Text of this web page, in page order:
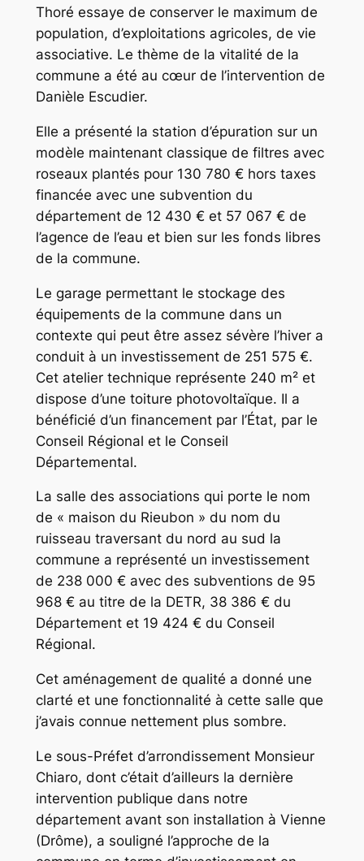
Thoré essaye de conserver le maximum de
population, d’exploitations agricoles, de vie
associative. Le thème de la vitalité de la
commune a été au cœur de l’intervention de
Danièle Escudier.
Elle a présenté la station d’épuration sur un
modèle maintenant classique de filtres avec
roseaux plantés pour 130 780 € hors taxes
financée avec une subvention du
département de 12 430 € et 57 067 € de
l’agence de l’eau et bien sur les fonds libres
de la commune.
Le garage permettant le stockage des
équipements de la commune dans un
contexte qui peut être assez sévère l’hiver a
conduit à un investissement de 251 575 €.
Cet atelier technique représente 240 m² et
dispose d’une toiture photovoltaïque. Il a
bénéficié d’un financement par l’État, par le
Conseil Régional et le Conseil
Départemental.
La salle des associations qui porte le nom
de « maison du Rieubon » du nom du
ruisseau traversant du nord au sud la
commune a représenté un investissement
de 238 000 € avec des subventions de 95
968 € au titre de la DETR, 38 386 € du
Département et 19 424 € du Conseil
Régional.
Cet aménagement de qualité a donné une
clarté et une fonctionnalité à cette salle que
j’avais connue nettement plus sombre.
Le sous-Préfet d’arrondissement Monsieur
Chiaro, dont c’était d’ailleurs la dernière
intervention publique dans notre
département avant son installation à Vienne
(Drôme), a souligné l’approche de la